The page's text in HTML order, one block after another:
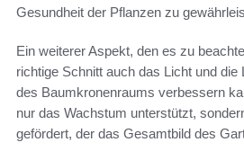
Gesundheit der Pflanzen zu
Ein weiterer Aspekt, den es zu
richtige Schnitt auch das Licht und die
des Baumkronenraums verbessern
nur das Wachstum unterstützt,
gefördert, der das Gesamtbild des